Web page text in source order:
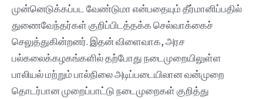
முன்னெடுக்கப்பட வேண்டுமா என்பதையும் தீர்மானிப்பதில்
துணைவேந்தர்கள் குறிப்பிடத்தக்க செல்வாக்கைச்
செலுத்துகின்றனர். இதன் விளைவாக, அரச
பல்கலைக்கழகங்களில் தற்போது நடைமுறையிலுள்ள
பாலியல் மற்றும் பால்நிலை அடிப்படையிலான வன்முறை
தொடர்பான முறைப்பாட்டு நடைமுறைகள் குறித்து